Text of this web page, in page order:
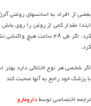
بعضی از افراد به اسانسهای روغنی
ابتدا مقدار کمی از روغن را روی
کرد. اگر طی ۴۸ ساعت هیچ
کرد.
اگر شخصی هر نوع اختلالی دارد بهتر
با پزشک خود راجع به آنها صحبت کند
ترجمه اختصاصی توسطدارومارو